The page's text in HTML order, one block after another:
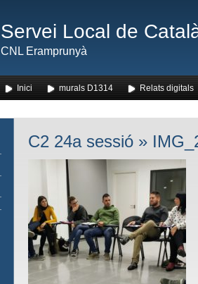
Servei Local de
CNL Eramprunyà
Inici murals D1314 Relats digitals
C2 24a sessió»